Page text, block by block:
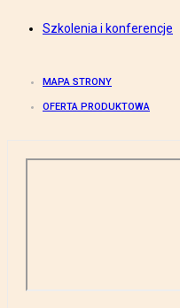
Szkolenia i konferencje
MAPA STRONY
OFERTA PRODUKTOWA